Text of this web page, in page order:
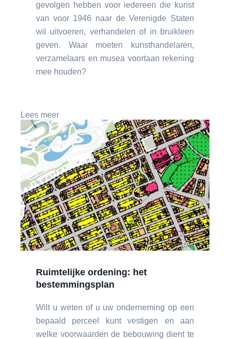
gevolgen hebben voor iedereen die kunst
van voor 1946 naar de Verenigde Staten
wil uitvoeren, verhandelen of in bruikleen
geven. Waar moeten kunsthandelaren,
verzamelaars en musea voortaan rekening
mee houden?
Lees meer
Ruimtelijke ordening: het
bestemmingsplan
Wilt u weten of u uw onderneming op een
bepaald perceel kunt vestigen en aan
welke voorwaarden de bebouwing dient te